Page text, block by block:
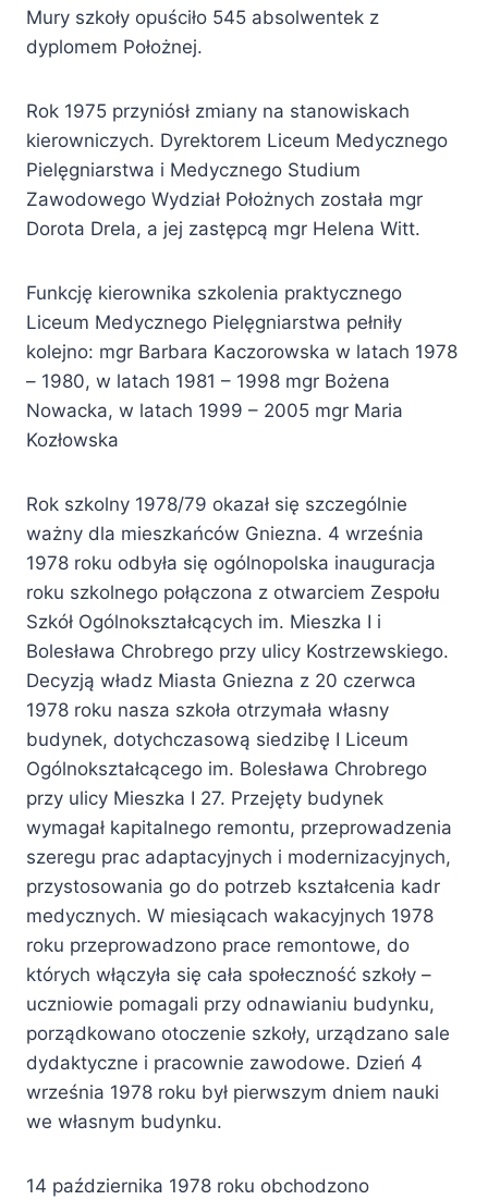
Mury szkoły opuściło 545 absolwentek z
dyplomem Położnej.
Rok 1975 przyniósł zmiany na stanowiskach
kierowniczych. Dyrektorem Liceum Medycznego
Pielęgniarstwa i Medycznego Studium
Zawodowego Wydział Położnych została mgr
Dorota Drela, a jej zastępcą mgr Helena Witt.
Funkcję kierownika szkolenia praktycznego
Liceum Medycznego Pielęgniarstwa pełniły
kolejno: mgr Barbara Kaczorowska w latach 1978
– 1980, w latach 1981 – 1998 mgr Bożena
Nowacka, w latach 1999 – 2005 mgr Maria
Kozłowska
Rok szkolny 1978/79 okazał się szczególnie
ważny dla mieszkańców Gniezna. 4 września
1978 roku odbyła się ogólnopolska inauguracja
roku szkolnego połączona z otwarciem Zespołu
Szkół Ogólnokształcących im. Mieszka I i
Bolesława Chrobrego przy ulicy Kostrzewskiego.
Decyzją władz Miasta Gniezna z 20 czerwca
1978 roku nasza szkoła otrzymała własny
budynek, dotychczasową siedzibę I Liceum
Ogólnokształcącego im. Bolesława Chrobrego
przy ulicy Mieszka I 27. Przejęty budynek
wymagał kapitalnego remontu, przeprowadzenia
szeregu prac adaptacyjnych i modernizacyjnych,
przystosowania go do potrzeb kształcenia kadr
medycznych. W miesiącach wakacyjnych 1978
roku przeprowadzono prace remontowe, do
których włączyła się cała społeczność szkoły –
uczniowie pomagali przy odnawianiu budynku,
porządkowano otoczenie szkoły, urządzano sale
dydaktyczne i pracownie zawodowe. Dzień 4
września 1978 roku był pierwszym dniem nauki
we własnym budynku.
14 października 1978 roku obchodzono